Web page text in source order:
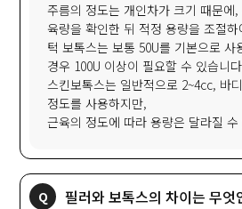
주름의 정도는 개인차가 크기 때문에
육량을 확인한 뒤 적정 용량을 조절
턱 보톡스는 보통 50U를 기본으로 사
경우 100U 이상이 필요할 수 있습니
스킨보톡스는 일반적으로 2~4cc, 바
정도를 사용하지만,
근육의 정도에 따라 용량은 달라질 수
필러와 보톡스의 차이는 무엇